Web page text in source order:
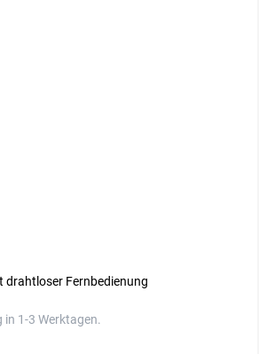
drahtloser Fernbedienung
in 1-3 Werktagen.